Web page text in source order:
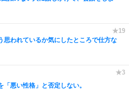
思われているか気にしたところで仕方な
「悪い性格」と否定しない。